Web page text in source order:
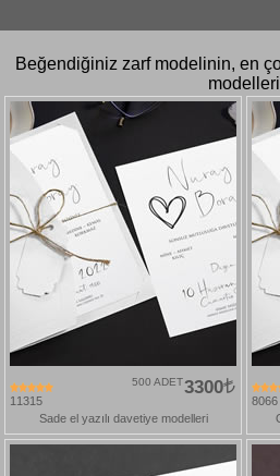
Beğendiğiniz zarf modelinin, en
modelleri
11315
3300
500 ADET
Sade el yazılı davetiye modelleri
8066